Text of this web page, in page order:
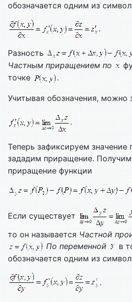
обозначается одним из
.
Разность
Частным приращением по
точке
.
Учитывая обозначения, можно
.
Теперь зафиксируем значение
зададим приращение.
приращение функции
Если существует
то он называется Частной
По переменной
в
обозначается одним из
.